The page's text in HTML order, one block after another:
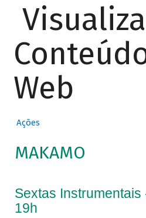
Web
Ações
MAKAMO
Sextas Instrumentais
19h